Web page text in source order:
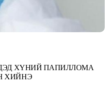
ХҮНИЙ ПАПИЛЛОМА
ХИЙНЭ